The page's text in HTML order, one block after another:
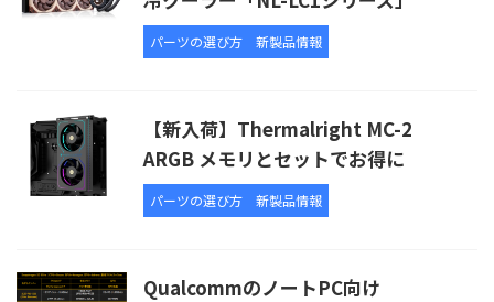
パーツの選び方 新製品情報
【新入荷】Thermalright MC-2
ARGB メモリとセットでお得に
パーツの選び方 新製品情報
QualcommのノートPC向け